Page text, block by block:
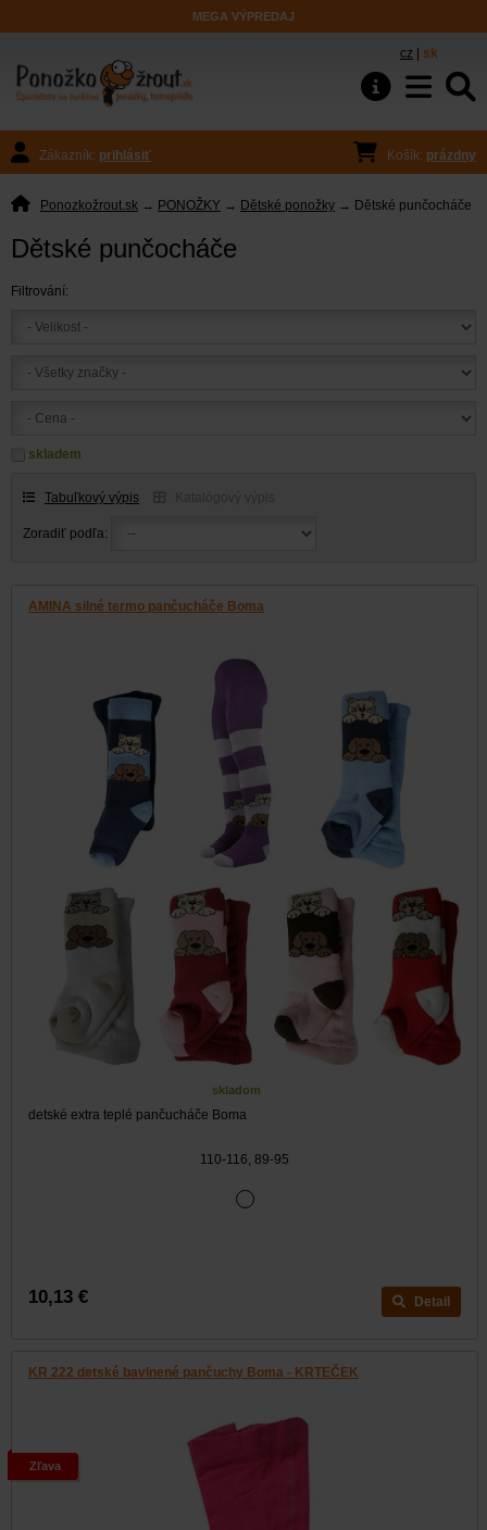
cz sk
Zákazník: prihlásiť Košík: prázdny
Ponozkožrout.sk → PONOŽKY → Dětské ponožky → Dětské punčocháče
Dětské punčocháče
Filtrování:
skladem
Tabuľkový výpis
Zoradiť podľa:
AMINA silné termo pančucháče Boma
skladom
detské extra teplé pančucháče Boma
110-116, 89-95
10,13 € Detail
KR 222 detské bavlnené pančuchy Boma - KRTEČEK
Zľava
MEGA VÝPREDAJ